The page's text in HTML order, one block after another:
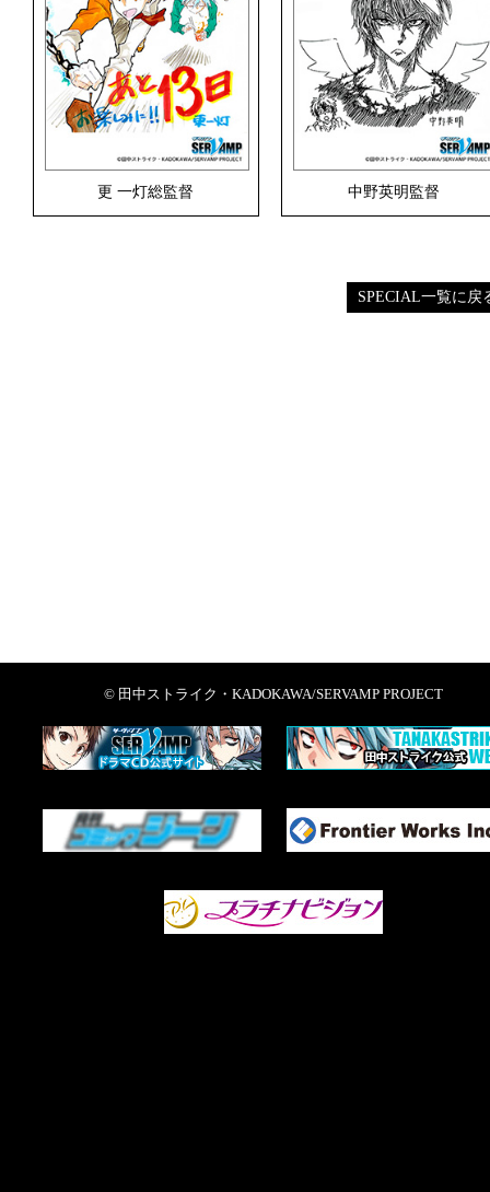
更 一灯総監督 中野英明監督
SPECIAL一覧に戻
© 田中ストライク・KADOKAWA/SERVAMP PROJECT